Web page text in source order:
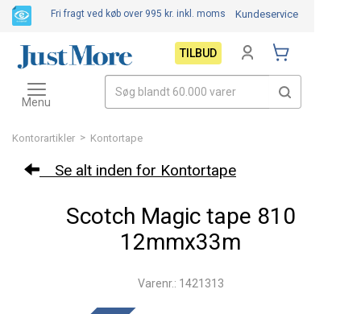
Kontorartikler > Kontortape
Se alt inden for Kontortape
Scotch Magic tape 810
12mmx33m
Varenr.: 1421313
Fri fragt ved køb over 995 kr. inkl. moms Kundeservice
TILBUD
Toggle
navigation
Menu